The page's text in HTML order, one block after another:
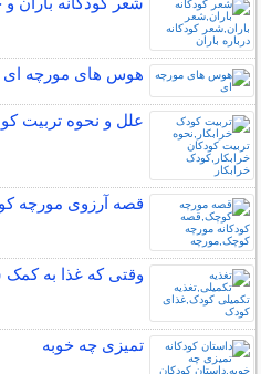
هوس های مورچه ای
علل و نحوه تربیت
قصه آرزوی مورچه
وقتی که غذا به کمک
تمیزی چه خوبه